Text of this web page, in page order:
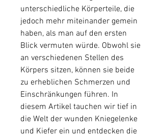
unterschiedliche Körperteile, die
jedoch mehr miteinander gemein
haben, als man auf den ersten
Blick vermuten würde. Obwohl sie
an verschiedenen Stellen des
Körpers sitzen, können sie beide
zu erheblichen Schmerzen und
Einschränkungen führen. In
diesem Artikel tauchen wir tief in
die Welt der wunden Kniegelenke
und Kiefer ein und entdecken die